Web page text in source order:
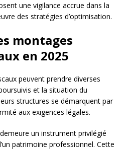
une vigilance accrue dans la
des stratégies d’optimisation.
montages
en 2025
peuvent prendre diverses
et la situation du
structures se démarquent par
aux exigences légales.
demeure un instrument privilégié
patrimoine professionnel. Cette